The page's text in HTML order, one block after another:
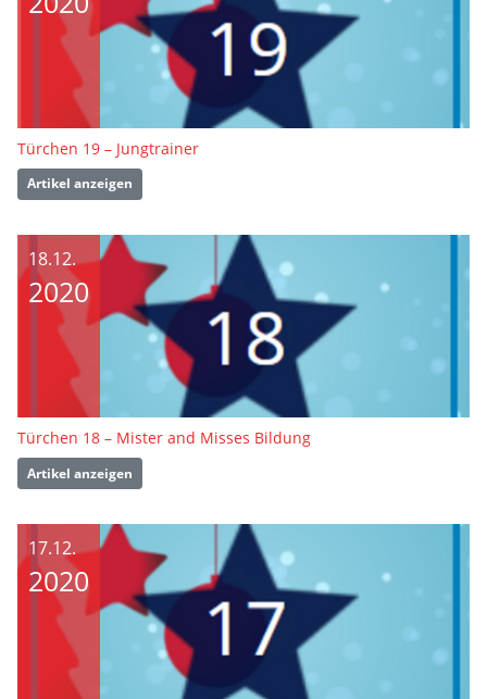
Türchen 19 – Jungtrainer
Artikel anzeigen
18.12.
2020
Türchen 18 – Mister and Misses Bildung
Artikel anzeigen
17.12.
2020